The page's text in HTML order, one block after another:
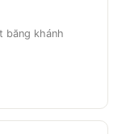
băng khánh